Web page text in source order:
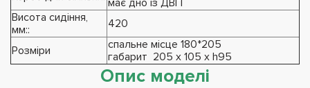
Висота сидіння,
мм::
420
Розміри
спальне місце 180*205
габарит 205 х 105 х h95
Опис моделі